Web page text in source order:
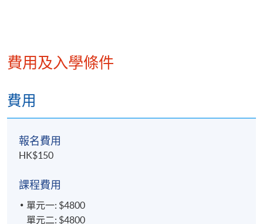
單元二：金融技術及趨勢分析
止蝕位的釐定
商品通道指標
隨機指數
測慌指標
費用及入學條件
費用
報名費用
HK$150
課程費用
單元一: $4800
單元二: $4800